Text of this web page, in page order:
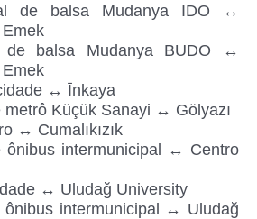
de balsa Mudanya IDO ↔
de balsa Mudanya BUDO ↔
↔ Īnkaya
metrô Küçük Sanayi ↔ Gölyazı
↔ Cumalıkızık
ônibus intermunicipal ↔ Centro
↔ Uludağ University
ônibus intermunicipal ↔ Uludağ